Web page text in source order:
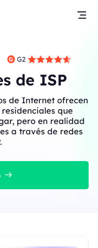
de ISP
de Internet ofrecen
residenciales que
pero en realidad
a través de redes